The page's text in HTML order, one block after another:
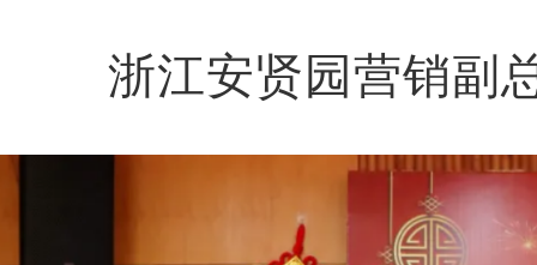
浙江安贤园营销副